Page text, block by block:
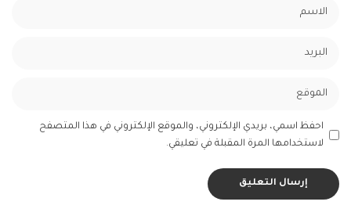
احفظ اسمي، بريدي الإلكتروني، والموقع الإلكتروني في هذا المتصفح
لاستخدامها المرة المقبلة في تعليقي.